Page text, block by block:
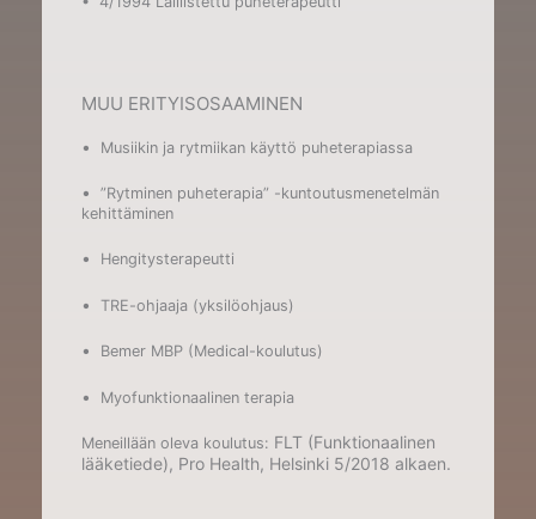
MUU ERITYISOSAAMINEN
• Musiikin ja rytmiikan käyttö puheterapiassa
• ”Rytminen puheterapia” -kuntoutusmenetelmän
kehittäminen
• Hengitysterapeutti
• TRE-ohjaaja (yksilöohjaus)
• Bemer MBP (Medical-koulutus)
• Myofunktionaalinen terapia
Meneillään oleva koulutus: FLT (Funktionaalinen
lääketiede), Pro Health, Helsinki 5/2018 alkaen.